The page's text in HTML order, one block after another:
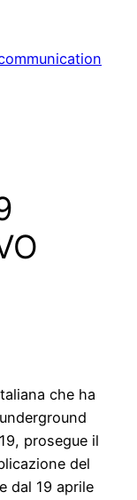
che ha
prosegue il
del
dal 19 aprile